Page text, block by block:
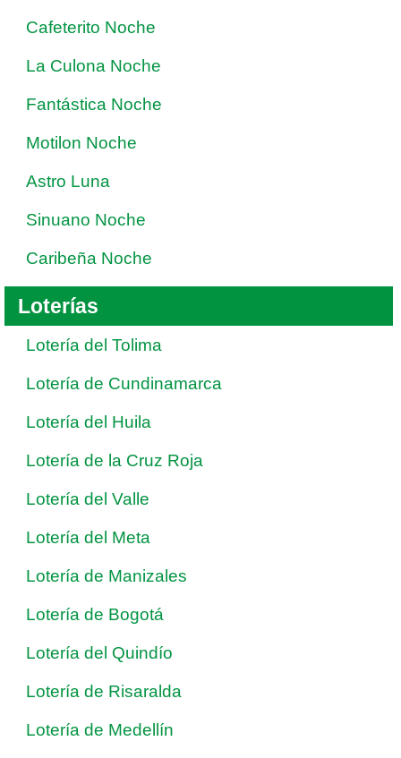
Cafeterito Noche
La Culona Noche
Fantástica Noche
Motilon Noche
Astro Luna
Sinuano Noche
Caribeña Noche
Loterías
Lotería del Tolima
Lotería de Cundinamarca
Lotería del Huila
Lotería de la Cruz Roja
Lotería del Valle
Lotería del Meta
Lotería de Manizales
Lotería de Bogotá
Lotería del Quindío
Lotería de Risaralda
Lotería de Medellín